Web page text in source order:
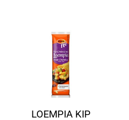
LOEMPIA KIP